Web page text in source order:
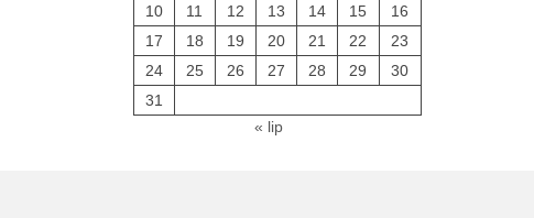
10
11 12 13 14 15
16
17
18 19 20 21 22
23
24
25 26 27 28 29
30
31
« lip